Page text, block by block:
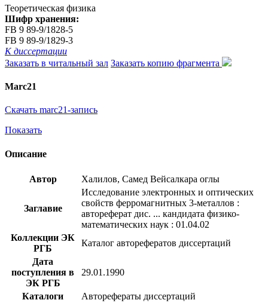
Теоретическая физика
Шифр хранения:
FB 9 89-9/1828-5
FB 9 89-9/1829-3
К диссертации
Заказать в читальный зал Заказать копию фрагмента
Marc21
Скачать marc21-запись
Показать
Описание
Автор Халилов, Самед Вейсалкара оглы
Заглавие
Исследование электронных и оптических
свойств ферромагнитных 3-металлов :
автореферат дис. ... кандидата физико-
математических наук : 01.04.02
Коллекции ЭК
РГБ
Каталог авторефератов диссертаций
Дата
поступления в
ЭК РГБ
29.01.1990
Каталоги
Авторефераты диссертаций